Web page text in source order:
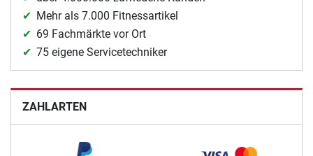
Mehr als 7.000 Fitnessartikel
69 Fachmärkte vor Ort
75 eigene Servicetechniker
ZAHLARTEN